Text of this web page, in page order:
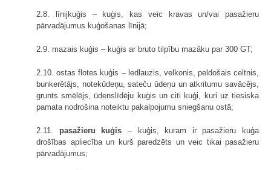
2.8. līnijkuģis – kuģis, kas veic kravas un/vai pasažieru
pārvadājumus kuģošanas līnijā;
2.9. mazais kuģis – kuģis ar bruto tilpību mazāku par 300 GT;
2.10. ostas flotes kuģis – ledlauzis, velkonis, peldošais celtnis,
bunkerētājs, notekūdeņu, sateču ūdeņu un atkritumu savācējs,
grunts smēlējs, ūdenslīdēju kuģis un citi kuģi, kuri uz tiesiska
pamata nodrošina noteiktu pakalpojumu sniegšanu ostā;
2.11. pasažieru kuģis – kuģis, kuram ir pasažieru kuģa
drošības apliecība un kurš paredzēts un veic tikai pasažieru
pārvadājumus;